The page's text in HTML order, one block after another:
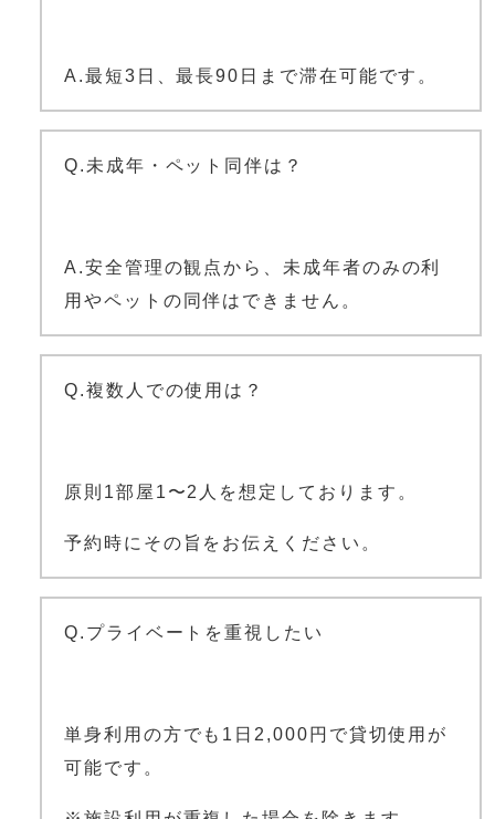
A.最短3日、最長90日まで滞在可能です。
Q.未成年・ペット同伴は？
A.安全管理の観点から、未成年者のみの利
用やペットの同伴はできません。
Q.複数人での使用は？
原則1部屋1〜2人を想定しております。
予約時にその旨をお伝えください。
Q.プライベートを重視したい
単身利用の方でも1日2,000円で貸切使用が
可能です。